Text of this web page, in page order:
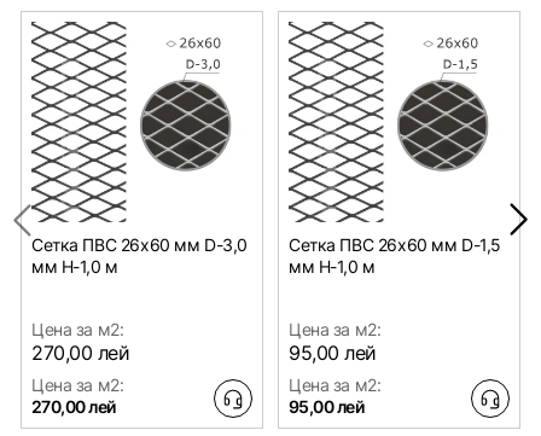
Сетка ПВС 26х60 мм D-3,0
мм H-1,0 м
Цена за м2:
270,00 лей
Цена за м2:
270,00 лей
Сетка ПВС 26х60 мм D-1,5
мм H-1,0 м
Цена за м2:
95,00 лей
Цена за м2:
95,00 лей